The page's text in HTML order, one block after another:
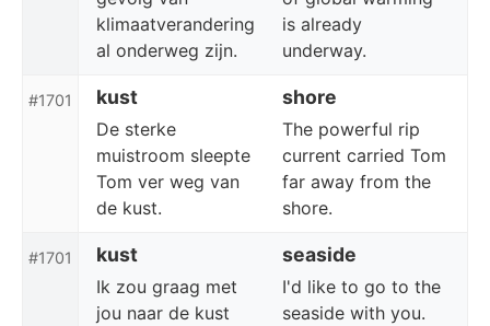
klimaatverandering
al onderweg zijn.
is already
underway.
#1701 kust shore
De sterke
muistroom sleepte
Tom ver weg van
de kust.
The powerful rip
current carried Tom
far away from the
shore.
#1701 kust seaside
Ik zou graag met
jou naar de kust
I'd like to go to the
seaside with you.